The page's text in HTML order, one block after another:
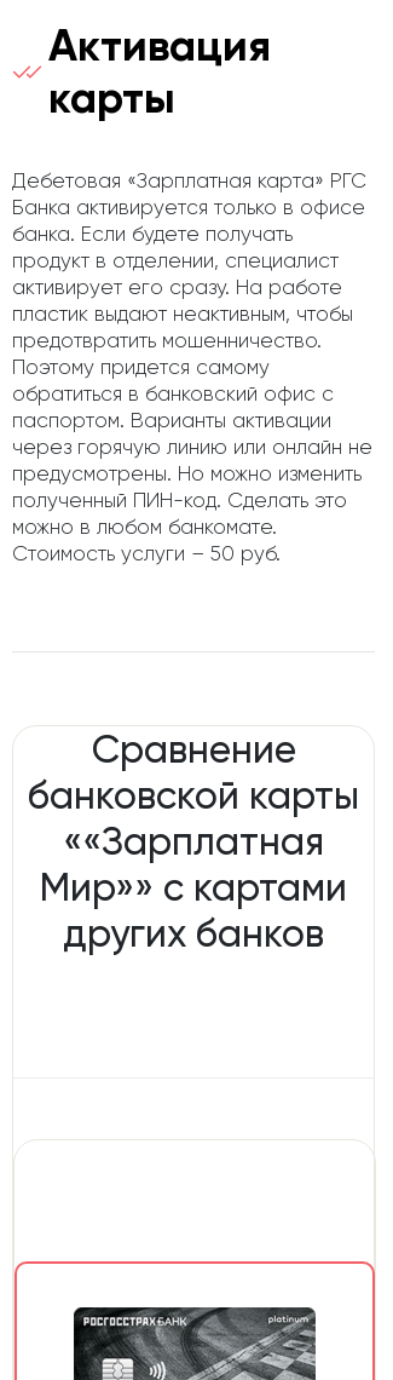
Активация
карты
Дебетовая «Зарплатная карта» РГС
Банка активируется только в офисе
банка. Если будете получать
продукт в отделении, специалист
активирует его сразу. На работе
пластик выдают неактивным, чтобы
предотвратить мошенничество.
Поэтому придется самому
обратиться в банковский офис с
паспортом. Варианты активации
через горячую линию или онлайн не
предусмотрены. Но можно изменить
полученный ПИН-код. Сделать это
можно в любом банкомате.
Стоимость услуги – 50 руб.
Сравнение
банковской карты
««Зарплатная
Мир»» с картами
других банков